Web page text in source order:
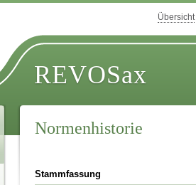
Übersicht
REVOSax
Normenhistorie
Stammfassung